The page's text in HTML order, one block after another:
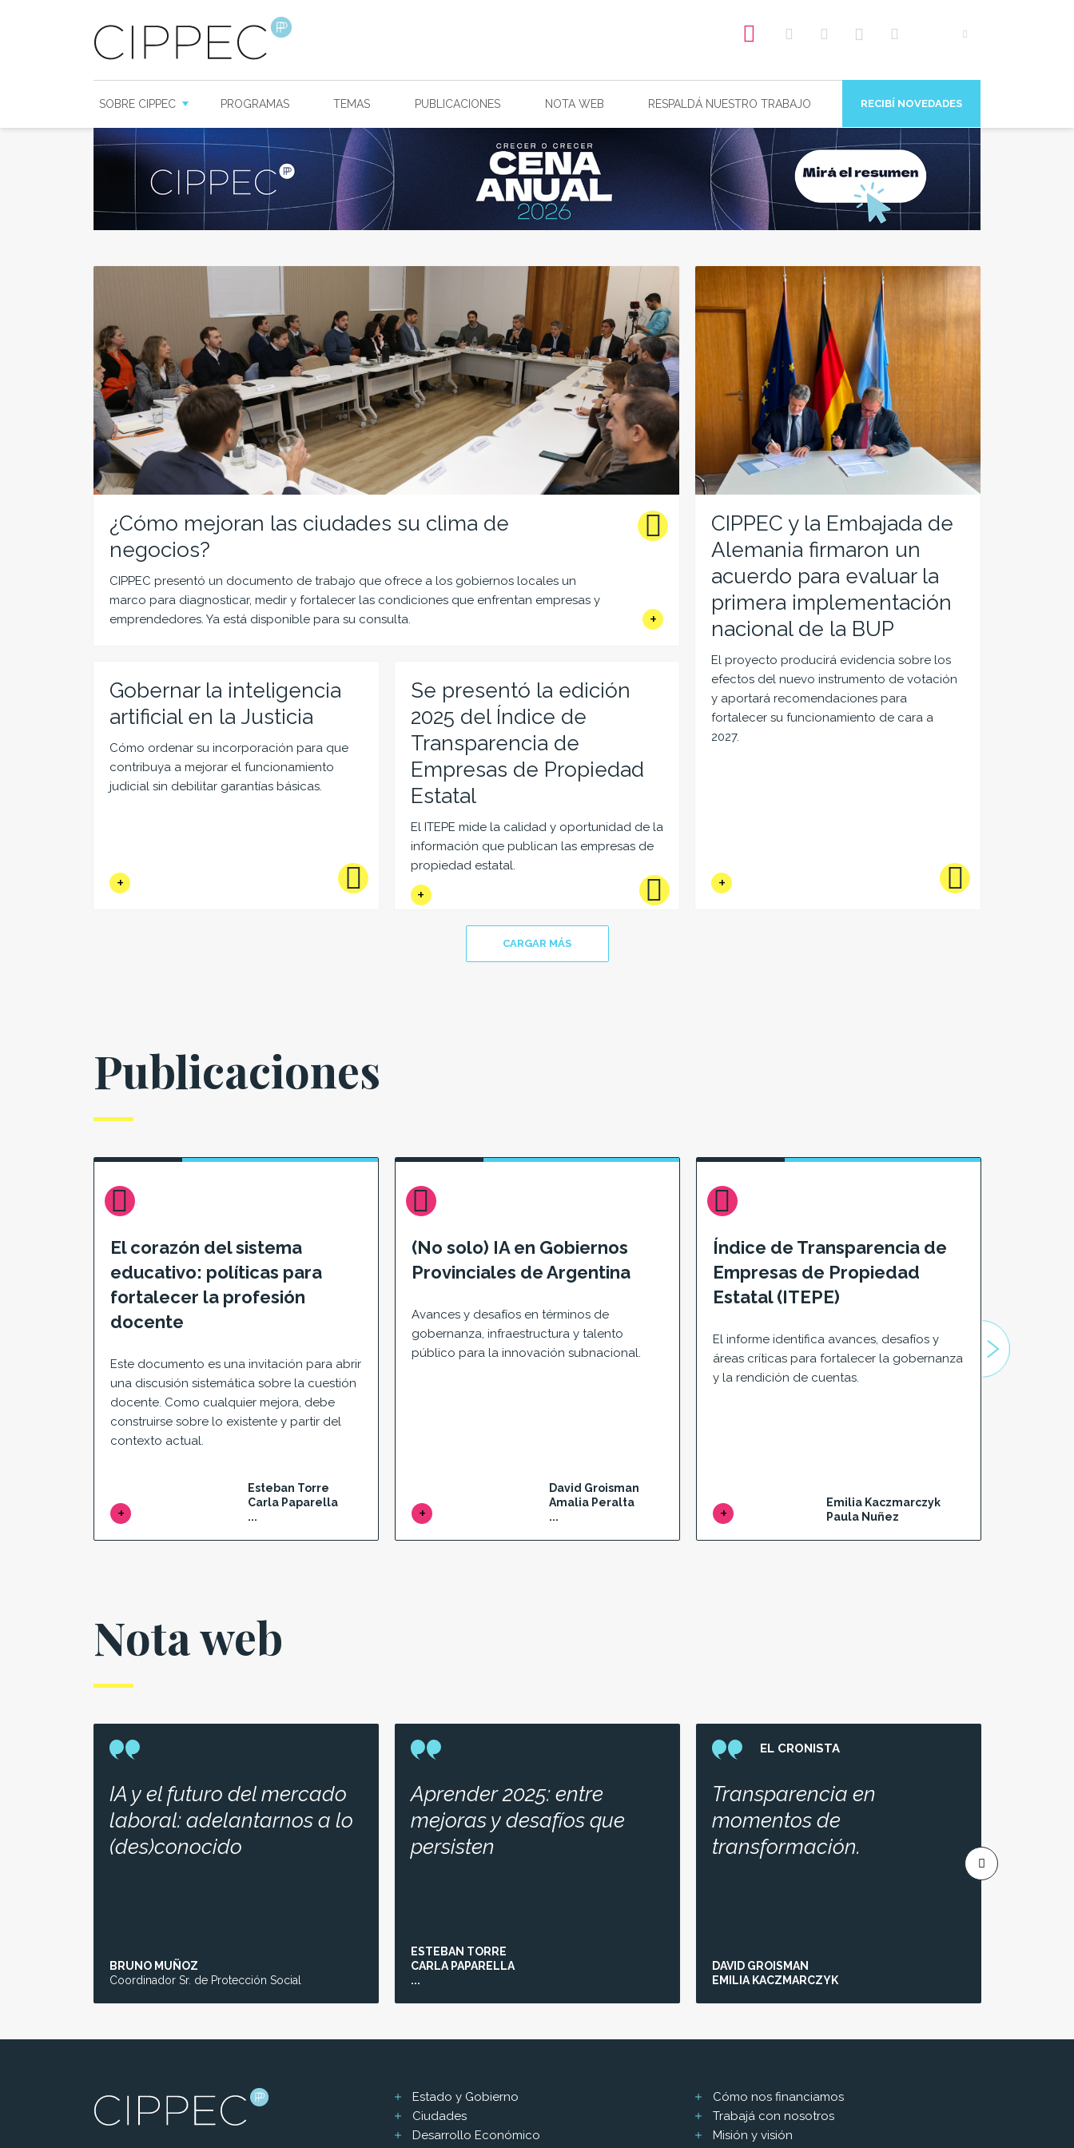
SOBRE CIPPEC PROGRAMAS TEMAS PUBLICACIONES NOTA WEB RESPALDÁ NUESTRO TRABAJO RECIBÍ NOVEDADES
¿Cómo mejoran las ciudades su clima de
negocios?
CIPPEC presentó un documento de trabajo que ofrece a los gobiernos locales un
marco para diagnosticar, medir y fortalecer las condiciones que enfrentan empresas y
emprendedores. Ya está disponible para su consulta.
CIPPEC y la Embajada de
Alemania firmaron un
acuerdo para evaluar la
primera implementación
nacional de la BUP
El proyecto producirá evidencia sobre los
efectos del nuevo instrumento de votación
y aportará recomendaciones para
fortalecer su funcionamiento de cara a
2027.
Gobernar la inteligencia
artificial en la Justicia
Cómo ordenar su incorporación para que
contribuya a mejorar el funcionamiento
judicial sin debilitar garantías básicas.
Se presentó la edición
2025 del Índice de
Transparencia de
Empresas de Propiedad
Estatal
El ITEPE mide la calidad y oportunidad de la
información que publican las empresas de
propiedad estatal.
CARGAR MÁS
Publicaciones
El corazón del sistema
educativo: políticas para
fortalecer la profesión
docente
Este documento es una invitación para abrir
una discusión sistemática sobre la cuestión
docente. Como cualquier mejora, debe
construirse sobre lo existente y partir del
contexto actual.
Esteban Torre
Carla Paparella
...
(No solo) IA en Gobiernos
Provinciales de Argentina
Avances y desafíos en términos de
gobernanza, infraestructura y talento
público para la innovación subnacional.
David Groisman
Amalia Peralta
...
Índice de Transparencia de
Empresas de Propiedad
Estatal (ITEPE)
El informe identifica avances, desafíos y
áreas críticas para fortalecer la gobernanza
y la rendición de cuentas.
Emilia Kaczmarczyk
Paula Nuñez
Nota web
IA y el futuro del mercado
laboral: adelantarnos a lo
(des)conocido
BRUNO MUÑOZ
Coordinador Sr. de Protección Social
Aprender 2025: entre
mejoras y desafíos que
persisten
ESTEBAN TORRE
CARLA PAPARELLA
...
EL CRONISTA
Transparencia en
momentos de
transformación.
DAVID GROISMAN
EMILIA KACZMARCZYK
Estado y Gobierno
Ciudades
Desarrollo Económico
Cómo nos financiamos
Trabajá con nosotros
Misión y visión